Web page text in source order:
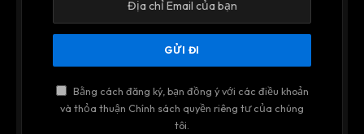
Bằng cách đăng ký, bạn đồng ý với các điều khoản
và thỏa thuận Chính sách quyền riêng tư của chúng
tôi.